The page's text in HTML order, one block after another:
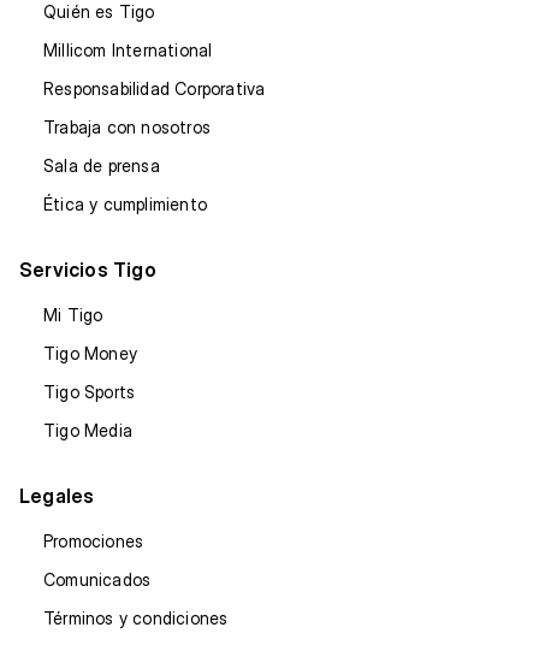
Quién es Tigo
Millicom International
Responsabilidad Corporativa
Trabaja con nosotros
Sala de prensa
Ética y cumplimiento
Servicios Tigo
Mi Tigo
Tigo Money
Tigo Sports
Tigo Media
Legales
Promociones
Comunicados
Términos y condiciones